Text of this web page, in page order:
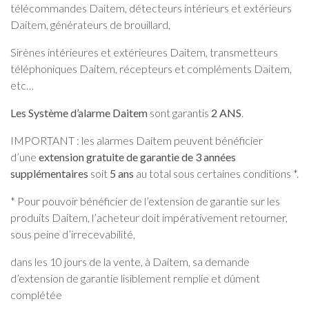
télécommandes Daitem, détecteurs intérieurs et extérieurs
Daitem, générateurs de brouillard,
Sirènes intérieures et extérieures Daitem, transmetteurs
téléphoniques Daitem, récepteurs et compléments Daitem,
etc…
Les Système d’alarme Daitem sont garantis 2 ANS.
IMPORTANT : les alarmes Daitem peuvent bénéficier
d’une extension gratuite de garantie de 3 années
supplémentaires soit 5 ans au total sous certaines conditions *.
* Pour pouvoir bénéficier de l’extension de garantie sur les
produits Daitem, l’acheteur doit impérativement retourner,
sous peine d’irrecevabilité,
dans les 10 jours de la vente, à Daitem, sa demande
d’extension de garantie lisiblement remplie et dûment
complétée